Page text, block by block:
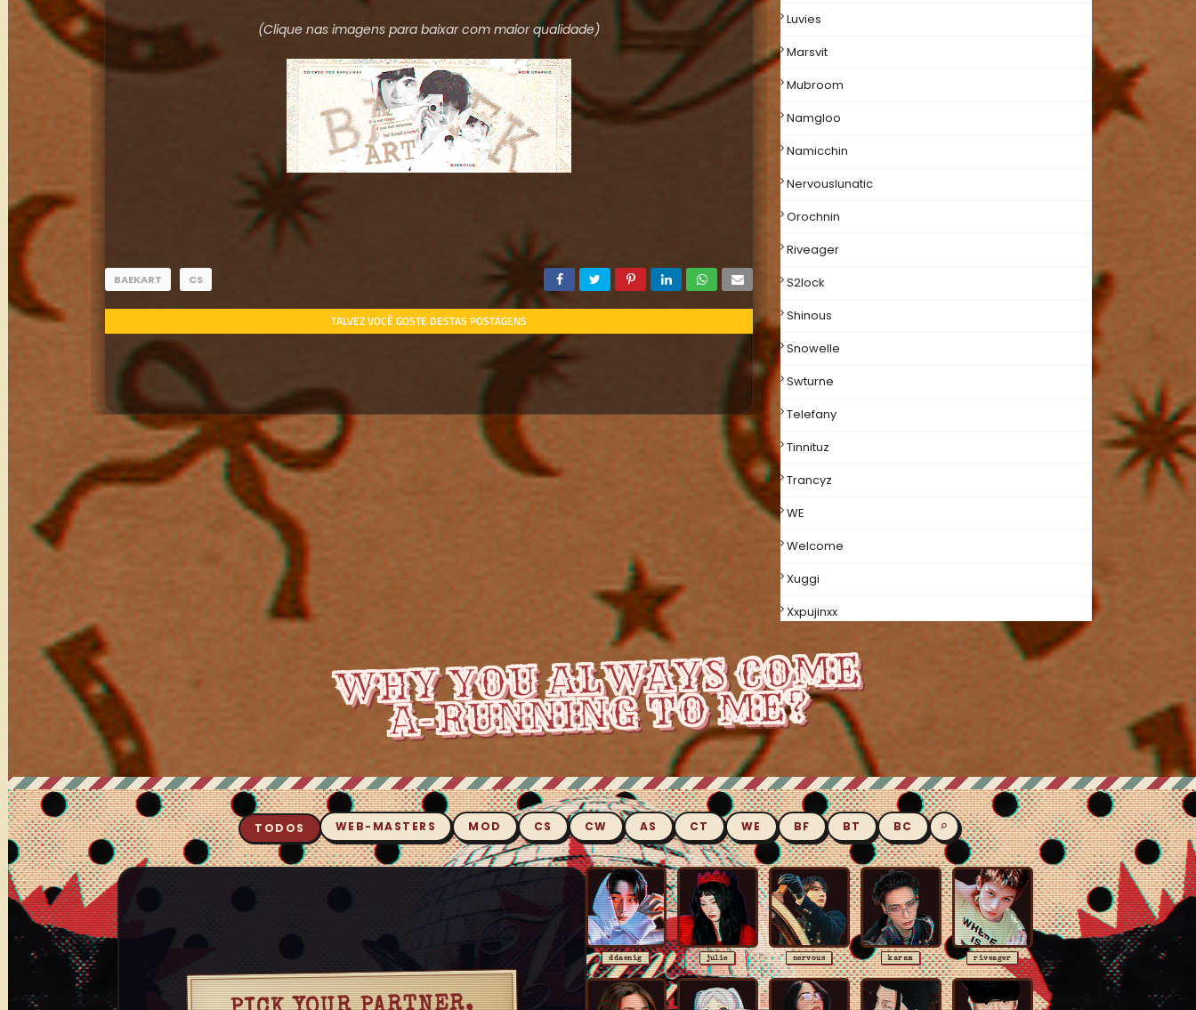
(Clique nas imagens para baixar com maior qualidade)
BAEKART CS
TALVEZ VOCÊ GOSTE DESTAS POSTAGENS
Luvies
Marsvit
Mubroom
Namgloo
Namicchin
Nervouslunatic
Orochnin
Riveager
S2lock
Shinous
Snowelle
Swturne
Telefany
Tinnituz
Trancyz
WE
Welcome
Xuggi
Xxpujinxx
TODOS WEB-MASTERS MOD CS CW AS CT WE BF BT BC ⌕
ddaenig julie nervous karam riveager